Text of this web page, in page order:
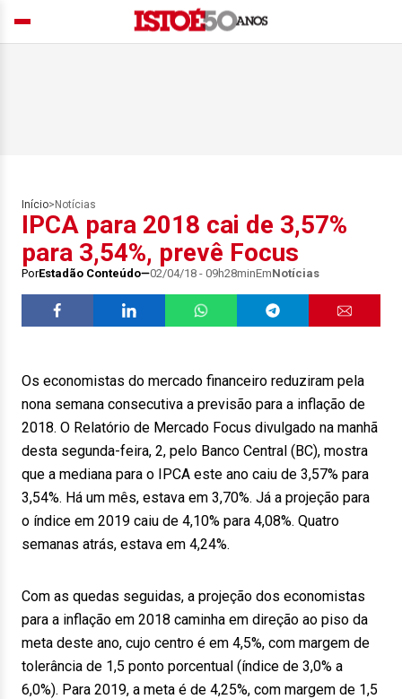
Início> Notícias
IPCA para 2018 cai de 3,57%
para 3,54%, prevê Focus
PorEstadão Conteúdo 02/04/18 - 09h28minEmNotícias
Os economistas do mercado financeiro reduziram pela
nona semana consecutiva a previsão para a inflação de
2018. O Relatório de Mercado Focus divulgado na manhã
desta segunda-feira, 2, pelo Banco Central (BC), mostra
que a mediana para o IPCA este ano caiu de 3,57% para
3,54%. Há um mês, estava em 3,70%. Já a projeção para
o índice em 2019 caiu de 4,10% para 4,08%. Quatro
semanas atrás, estava em 4,24%.
Com as quedas seguidas, a projeção dos economistas
para a inflação em 2018 caminha em direção ao piso da
meta deste ano, cujo centro é em 4,5%, com margem de
tolerância de 1,5 ponto porcentual (índice de 3,0% a
6,0%). Para 2019, a meta é de 4,25%, com margem de 1,5